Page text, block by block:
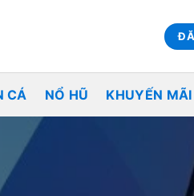
CÁ NỔ HŨ KHUYẾN MÃI